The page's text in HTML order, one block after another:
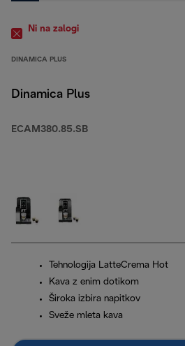
Ni na zalogi
DINAMICA PLUS
Dinamica Plus
ECAM380.85.SB
Tehnologija LatteCrema Hot
Kava z enim dotikom
Široka izbira napitkov
Sveže mleta kava